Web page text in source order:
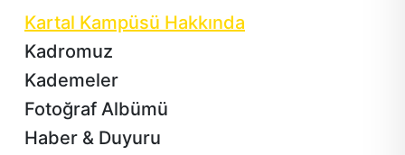
Kartal Kampüsü Hakkında
Kadromuz
Kademeler
Fotoğraf Albümü
Haber & Duyuru